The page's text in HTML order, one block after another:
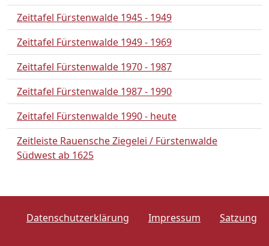
Zeittafel Fürstenwalde 1945 - 1949
Zeittafel Fürstenwalde 1949 - 1969
Zeittafel Fürstenwalde 1970 - 1987
Zeittafel Fürstenwalde 1987 - 1990
Zeittafel Fürstenwalde 1990 - heute
Zeitleiste Rauensche Ziegelei / Fürstenwalde
Südwest ab 1625
Datenschutzerklärung Impressum Satzung